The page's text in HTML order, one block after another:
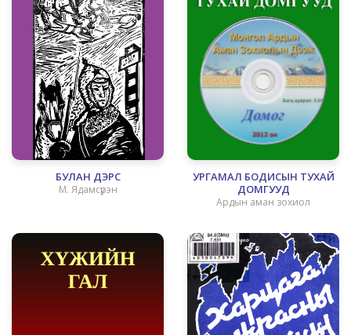
БУЛАН ДЭРС
М. Ядамсүрэн
УРГАМАЛ БОДИСЫН ТУХАЙ
ДОМГУУД
Ардын аман зохиол